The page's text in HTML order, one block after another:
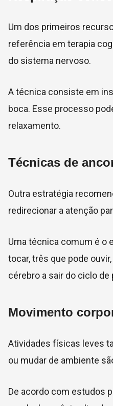
Um dos primeiros
referência em terapia
do sistema nervoso.
A técnica consiste em
boca. Esse processo
relaxamento.
Técnicas de
Outra estratégia
redirecionar a atenção
Uma técnica comum é o
tocar, três que pode
cérebro a sair do ciclo
Movimento
Atividades físicas leves
ou mudar de ambiente
De acordo com estudos